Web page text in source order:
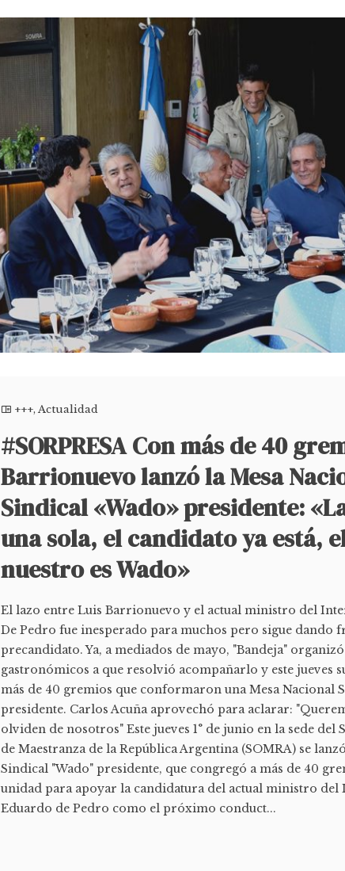
+++,Actualidad
#SORPRESA Con más de 40
Barrionuevo lanzó la Mesa
Sindical «Wado» presidente:
una sola, el candidato ya está,
nuestro es Wado»
El lazo entre Luis Barrionuevo y el actual ministro del
De Pedro fue inesperado para muchos pero sigue dando
precandidato. Ya, a mediados de mayo, "Bandeja"
gastronómicos a que resolvió acompañarlo y este jueves
más de 40 gremios que conformaron una Mesa Nacional
presidente. Carlos Acuña aprovechó para aclarar:
olviden de nosotros" Este jueves 1° de junio en la sede del
de Maestranza de la República Argentina (SOMRA) se
Sindical "Wado" presidente, que congregó a más de 40
unidad para apoyar la candidatura del actual ministro del
Eduardo de Pedro como el próximo conduct...